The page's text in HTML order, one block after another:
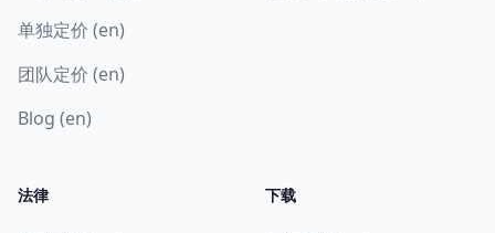
单独定价 (en)
团队定价 (en)
Blog (en)
法律 下载